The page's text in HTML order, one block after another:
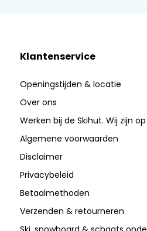
Klantenservice
Openingstijden & locatie
Over ons
Werken bij de Skihut. Wij zijn
Algemene voorwaarden
Disclaimer
Privacybeleid
Betaalmethoden
Verzenden & retourneren